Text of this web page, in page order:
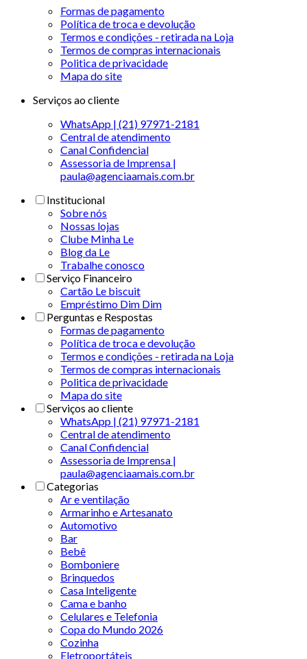
Formas de pagamento
Política de troca e devolução
Termos e condições - retirada na Loja
Termos de compras internacionais
Politica de privacidade
Mapa do site
Serviços ao cliente
WhatsApp | (21) 97971-2181
Central de atendimento
Canal Confidencial
Assessoria de Imprensa |
paula@agenciaamais.com.br
Institucional
Sobre nós
Nossas lojas
Clube Minha Le
Blog da Le
Trabalhe conosco
Serviço Financeiro
Cartão Le biscuit
Empréstimo Dim Dim
Perguntas e Respostas
Formas de pagamento
Política de troca e devolução
Termos e condições - retirada na Loja
Termos de compras internacionais
Politica de privacidade
Mapa do site
Serviços ao cliente
WhatsApp | (21) 97971-2181
Central de atendimento
Canal Confidencial
Assessoria de Imprensa |
paula@agenciaamais.com.br
Categorias
Ar e ventilação
Armarinho e Artesanato
Automotivo
Bar
Bebê
Bomboniere
Brinquedos
Casa Inteligente
Cama e banho
Celulares e Telefonia
Copa do Mundo 2026
Cozinha
Eletroportáteis